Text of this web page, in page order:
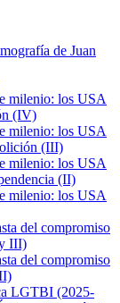
de Juan
milenio: los USA
(IV)
milenio: los USA
(III)
milenio: los USA
(II)
milenio: los USA
del compromiso
III)
del compromiso
LGTBI (2025-